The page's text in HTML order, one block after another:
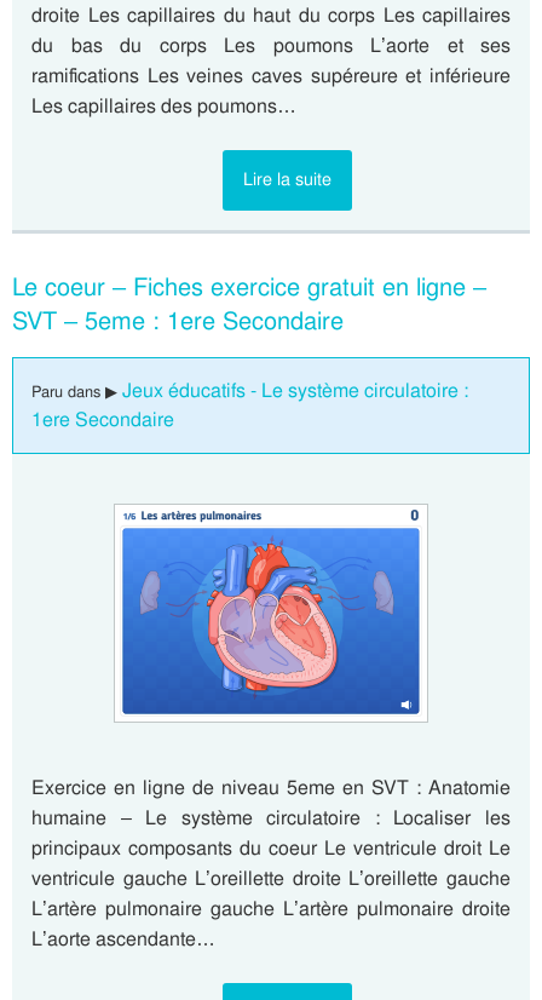
droite Les capillaires du haut du corps Les capillaires
du bas du corps Les poumons L’aorte et ses
ramifications Les veines caves supéreure et inférieure
Les capillaires des poumons…
Lire la suite
Le coeur – Fiches exercice gratuit en ligne –
SVT – 5eme : 1ere Secondaire
Paru dans ▶ Jeux éducatifs - Le système circulatoire :
1ere Secondaire
Exercice en ligne de niveau 5eme en SVT : Anatomie
humaine – Le système circulatoire : Localiser les
principaux composants du coeur Le ventricule droit Le
ventricule gauche L’oreillette droite L’oreillette gauche
L’artère pulmonaire gauche L’artère pulmonaire droite
L’aorte ascendante…